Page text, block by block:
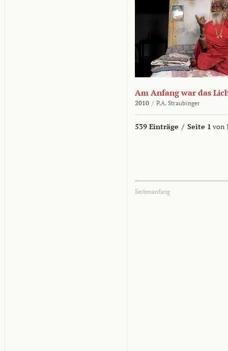
Am Anfang war das
2010 / P.A. Straubinger
539 Einträge / Seite 1 von
Seitenanfang